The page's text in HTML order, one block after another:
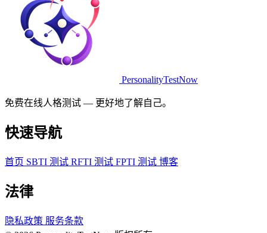
PersonalityTestNow
免费在线人格测试 — 更好地了解自己。
快速导航
首页 SBTI 测试 RFTI 测试 FPTI 测试 博客
法律
隐私政策 服务条款